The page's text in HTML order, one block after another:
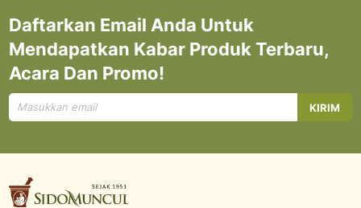
Daftarkan Email Anda Untuk
Mendapatkan Kabar Produk Terbaru,
Acara Dan Promo!
Mendaftar
untuk
KIRIM